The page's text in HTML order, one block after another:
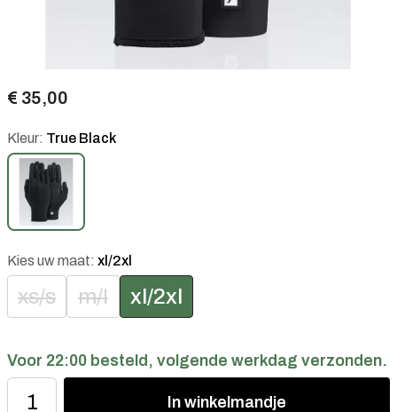
€ 35,00
Kleur: True Black
Kies uw maat: xl/2xl
xs/s m/l xl/2xl
Voor 22:00 besteld, volgende werkdag verzonden.
In winkelmandje